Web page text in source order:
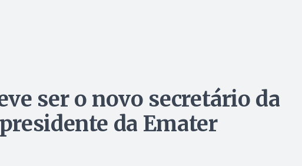
ser o novo secretário da
da Emater